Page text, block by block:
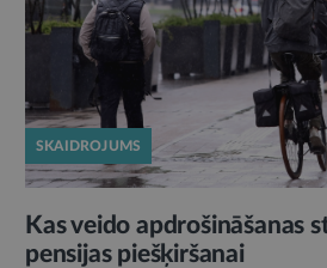
SKAIDROJUMS
Kas veido apdrošināšanas
pensijas piešķiršanai